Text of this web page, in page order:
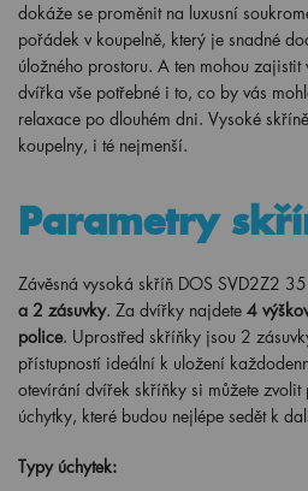
dokáže se proměnit na luxusní
pořádek v koupelně, který je snadné
úložného prostoru. A ten mohou
dvířka vše potřebné i to, co by vás
relaxace po dlouhém dni. Vysoké
koupelny, i té nejmenší.
Parametry
Závěsná vysoká skříň DOS SVD2Z2
a 2 zásuvky. Za dvířky najdete 4
police. Uprostřed skříňky jsou 2
přístupností ideální k uložení
otevírání dvířek skříňky si můžete
úchytky, které budou nejlépe sedět k
Typy úchytek: